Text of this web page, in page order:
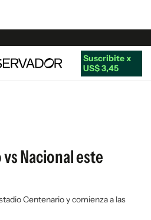
Suscribite x
US$ 3,45
Nacional este
Centenario y comienza a las